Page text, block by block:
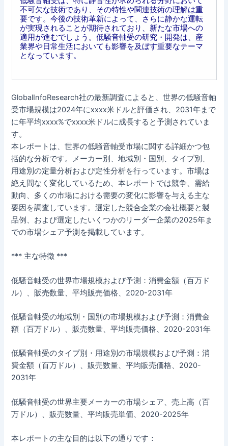
不可欠な技術であり、その特性や関連技術の理解は重
要です。今後の技術革新によって、さらに静かな運転
が実現されることが期待されており、新たな市場への
適用が進むでしょう。低騒音軸受の研究・開発は、産
業界や日常生活においても影響を及ぼす重要なテーマ
となっています。
GlobalInfoResearch社の最新調査によると、世界の低騒音軸
受市場規模は2024年にxxxx米ドルと評価され、2031年まで
に年平均xxxx%でxxxx米ドルに成長すると予測されていま
す。
本レポートは、世界の低騒音軸受市場に関する詳細かつ包
括的な分析です。メーカー別、地域別・国別、タイプ別、
用途別の定量分析および定性分析を行っています。市場は
絶え間なく変化しているため、本レポートでは競争、需給
動向、多くの市場における需要の変化に影響を与える主な
要因を調査しています。選定した競合企業の会社概要と製
品例、および選定したいくつかのリーダー企業の2025年ま
での市場シェア予測を掲載しています。
*** 主な特徴 ***
低騒音軸受の世界市場規模および予測：消費金額（百万ド
ル）、販売数量、平均販売価格、2020-2031年
低騒音軸受の地域別・国別の市場規模および予測：消費金
額（百万ドル）、販売数量、平均販売価格、2020-2031年
低騒音軸受のタイプ別・用途別の市場規模および予測：消
費金額（百万ドル）、販売数量、平均販売価格、2020-
2031年
低騒音軸受の世界主要メーカーの市場シェア、売上高（百
万ドル）、販売数量、平均販売単価、2020-2025年
本レポートの主な目的は以下の通りです：